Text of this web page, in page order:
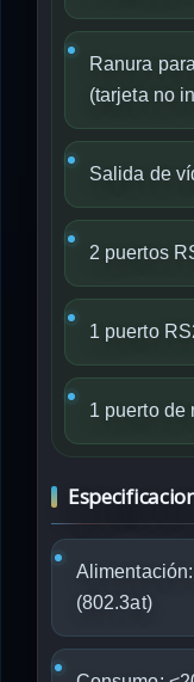
Ranura
(tarjeta no
Salida de
2 puertos
1 puerto
1 puerto de
(802.3at)